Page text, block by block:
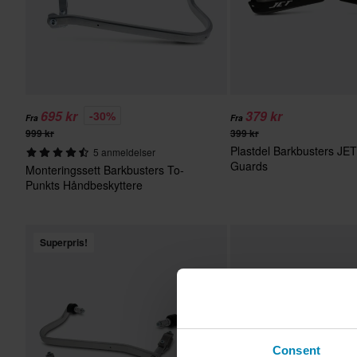
Consent
Fra 695 kr -30%
999 kr
5 anmeldelser
Monteringssett Barkbusters To-
Punkts Håndbeskyttere
Fra 379 kr
399 kr
Plastdel Barkbusters
Guards
Superpris!